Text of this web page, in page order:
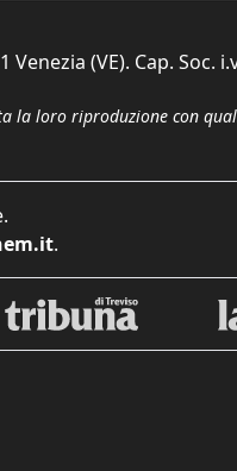
(VE). Cap. Soc.
loro riproduzione con
.